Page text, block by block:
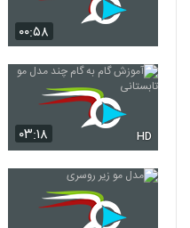
۰۰:۵۸
۰۳:۱۸ HD